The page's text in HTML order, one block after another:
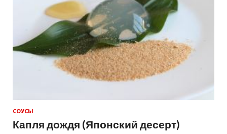
СОУСЫ
Капля дождя (Японский десерт)